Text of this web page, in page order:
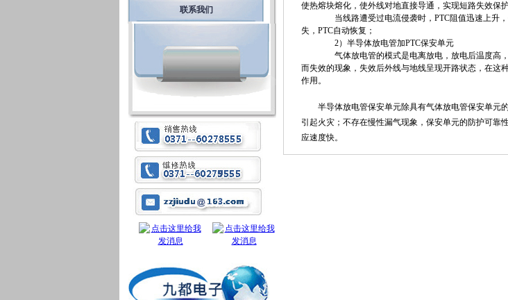
联系我们
使热熔块熔化，使外线对地直接导通，实现短路失效保
当线路遭受过电流侵袭时，PTC阻值迅速上升，
失，PTC自动恢复；
2）半导体放电管加PTC保安单元
气体放电管的模式是电离放电，放电后温度高
而失效的现象，失效后外线与地线呈现开路状态，在这
作用。
半导体放电管保安单元除具有气体放电管保安单元
引起火灾；不存在慢性漏气现象，保安单元的防护可靠
应速度快。